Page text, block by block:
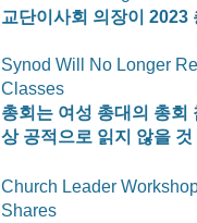
교단이사회 의장이 2023
Synod Will No Longer
Classes
총회는 여성 총대의 총회
상 공적으로 읽지 않을 것
Church Leader
Shares